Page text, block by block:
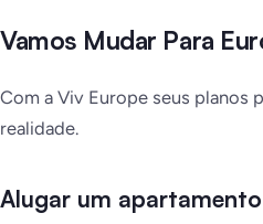
Vamos Mudar Para
Com a Viv Europe seus planos
realidade.
Alugar um